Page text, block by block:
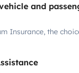
and
Insurance, the